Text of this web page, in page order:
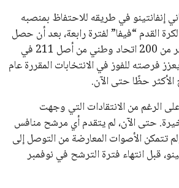
إنفانتينو يخطو نحو ولاية رابعة في رئاسة فيفا
عمر إبراهيم 22 يوليو 2026
مستثمر هندي بريطاني يسعى لامتلاك حصة
في نادي ليفربول الرياضي
عمر إبراهيم